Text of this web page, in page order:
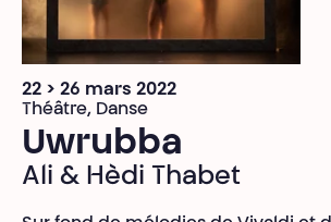
22 > 26 mars 2022
Théâtre, Danse
Uwrubba
Ali & Hèdi Thabet